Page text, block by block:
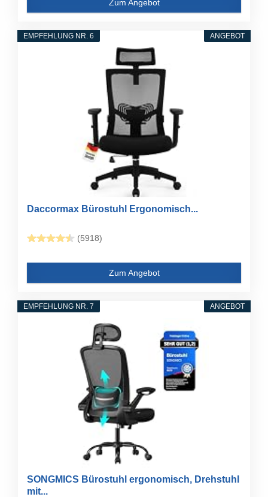
Zum Angebot
ANGEBOT
EMPFEHLUNG NR. 6
Daccormax Bürostuhl Ergonomisch...
(5918)
Zum Angebot
ANGEBOT
EMPFEHLUNG NR. 7
SONGMICS Bürostuhl ergonomisch, Drehstuhl
mit...